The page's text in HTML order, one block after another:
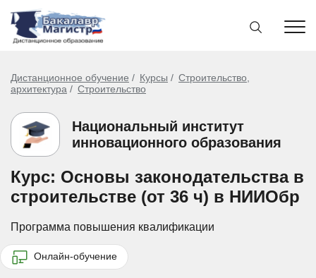
Дистанционное обучение Курсы
Строительство,
архитектура
Строительство
Национальный институт
инновационного образования
Курс: Основы законодательства в
строительстве (от 36 ч) в НИИОбр
Программа повышения квалификации
Онлайн-обучение